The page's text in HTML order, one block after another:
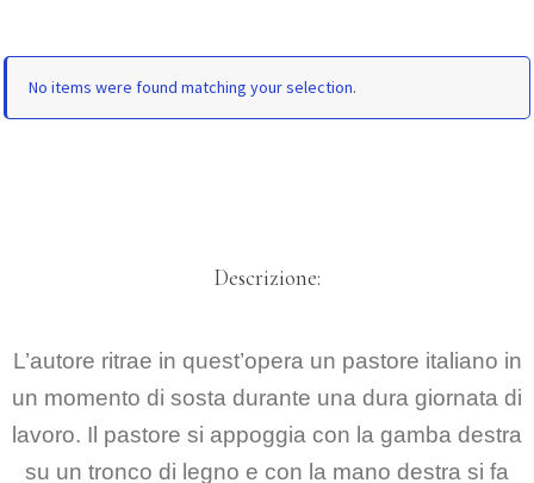
No items were found matching your selection.
Descrizione:
L’autore ritrae in quest’opera un pastore italiano in
un momento di sosta durante una dura giornata di
lavoro. Il pastore si appoggia con la gamba destra
su un tronco di legno e con la mano destra si fa